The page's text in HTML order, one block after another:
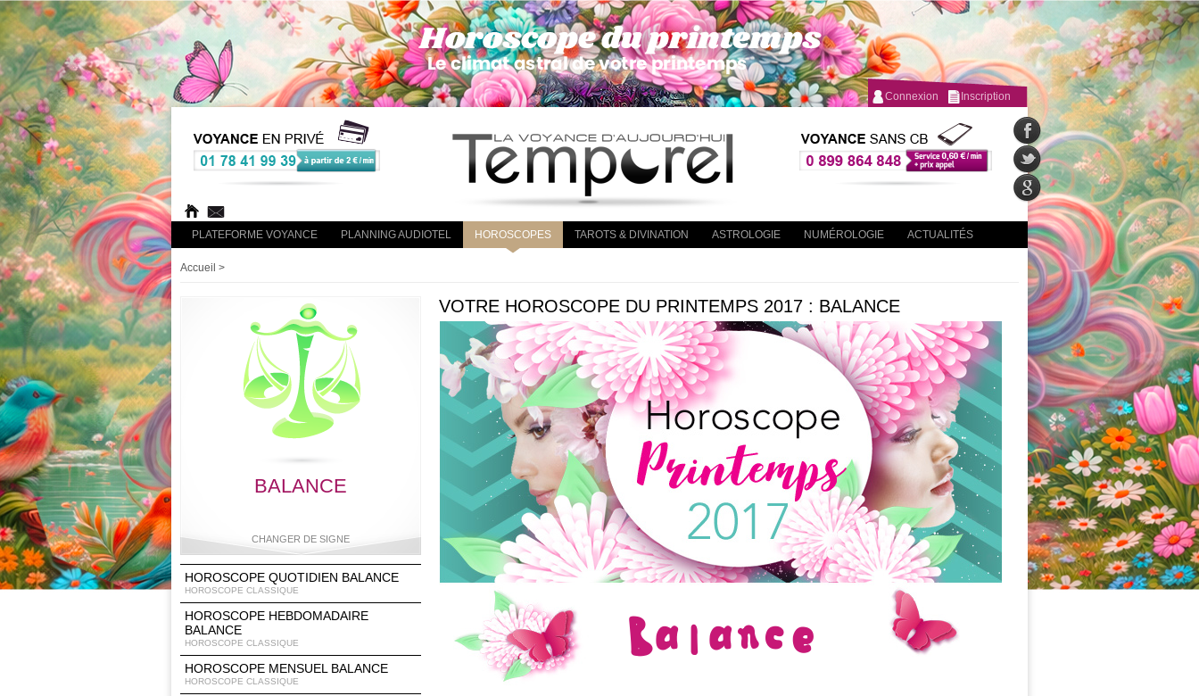
Connexion Inscription
PLATEFORME VOYANCE PLANNING AUDIOTEL HOROSCOPES TAROTS & DIVINATION ASTROLOGIE NUMÉROLOGIE ACTUALITÉS
Accueil >
BALANCE
CHANGER DE SIGNE
Bélier Taureau Gémeaux Cancer
HOROSCOPE QUOTIDIEN BALANCE
HOROSCOPE CLASSIQUE
HOROSCOPE HEBDOMADAIRE
BALANCE
HOROSCOPE CLASSIQUE
HOROSCOPE MENSUEL BALANCE
HOROSCOPE CLASSIQUE
VOTRE HOROSCOPE DU PRINTEMPS 2017 : BALANCE
Balance